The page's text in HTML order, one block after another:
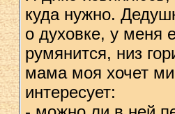
куда нужно.
о духовке, у меня
румянится, низ
мама моя хочет
интересует: